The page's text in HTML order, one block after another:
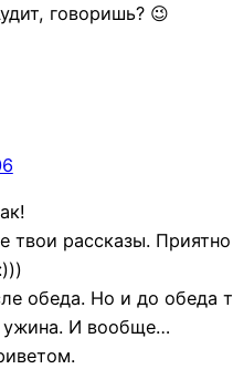
говоришь? 😉
твои рассказы.
обеда. Но и до обеда
И вообще…